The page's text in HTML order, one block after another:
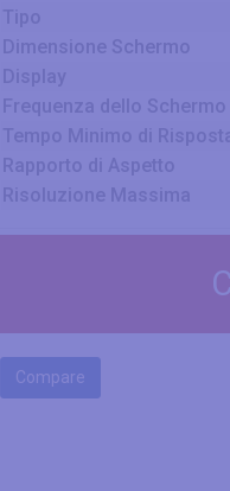
Dimensione Schermo
Frequenza dello Schermo
Rapporto di Aspetto
Compare